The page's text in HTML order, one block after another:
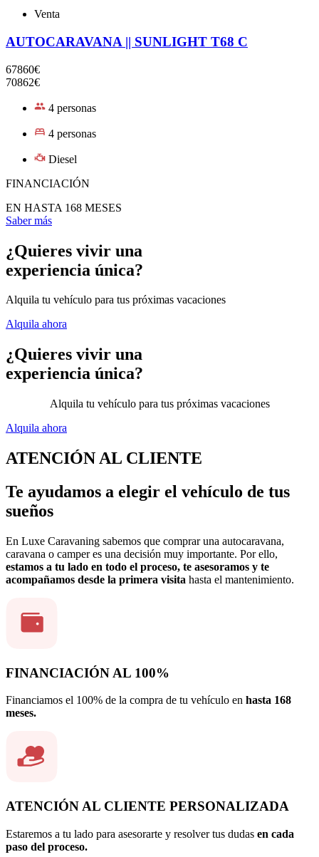
Venta
AUTOCARAVANA || SUNLIGHT T68 C
67860€
70862€
4 personas
4 personas
Diesel
FINANCIACIÓN
EN HASTA 168 MESES
Saber más
¿Quieres vivir una
experiencia única?
Alquila tu vehículo para tus próximas vacaciones
Alquila ahora
¿Quieres vivir una
experiencia única?
Alquila tu vehículo para tus próximas vacaciones
Alquila ahora
ATENCIÓN AL CLIENTE
Te ayudamos a elegir el vehículo de tus
sueños
En Luxe Caravaning sabemos que comprar una autocaravana,
caravana o camper es una decisión muy importante. Por ello,
estamos a tu lado en todo el proceso, te asesoramos y te
acompañamos desde la primera visita hasta el mantenimiento.
FINANCIACIÓN AL 100%
Financiamos el 100% de la compra de tu vehículo en hasta 168
meses.
ATENCIÓN AL CLIENTE PERSONALIZADA
Estaremos a tu lado para asesorarte y resolver tus dudas en cada
paso del proceso.